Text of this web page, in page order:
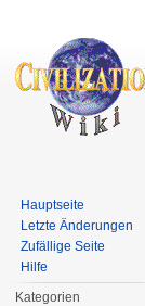
Hauptseite
Letzte Änderungen
Zufällige Seite
Hilfe
Kategorien